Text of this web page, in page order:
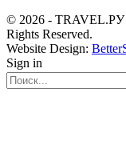
© 2026 - TRAVEL.РУ
Rights Reserved.
Website Design:
Sign in